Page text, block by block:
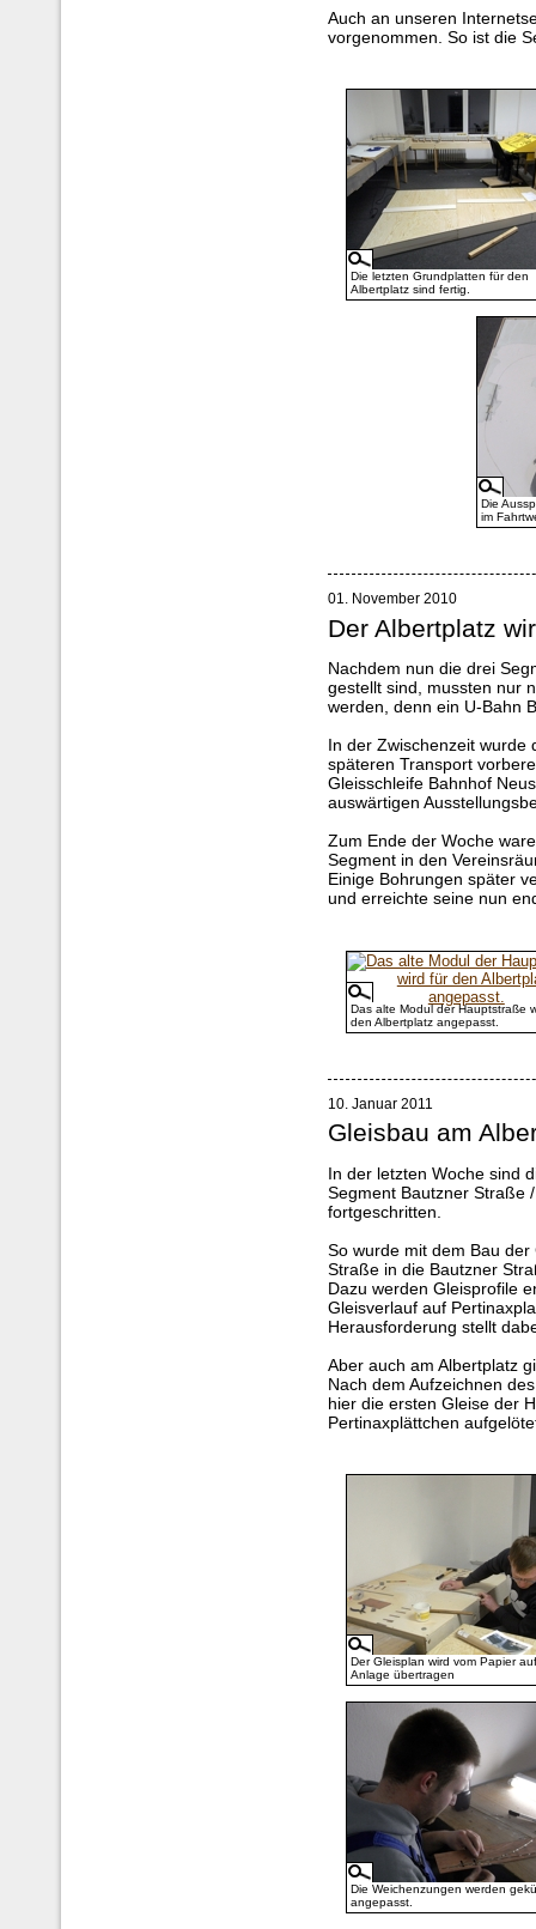
Auch an unseren
vorgenommen. So ist die
Die letzten Grundplatten für den
Albertplatz sind fertig.
Die
im
01. November 2010
Der Albertplatz
Nachdem nun die drei
gestellt sind, mussten nur
werden, denn ein U-Bahn
In der Zwischenzeit wurde
späteren Transport
Gleisschleife Bahnhof
auswärtigen
Zum Ende der Woche
Segment in den
Einige Bohrungen später
und erreichte seine nun
Das alte Modul der Hauptstraße
den Albertplatz angepasst.
10. Januar 2011
Gleisbau am
In der letzten Woche sind
Segment Bautzner Straße
fortgeschritten.
So wurde mit dem Bau
Straße in die Bautzner
Dazu werden Gleisprofile
Gleisverlauf auf
Herausforderung stellt
Aber auch am Albertplatz
Nach dem Aufzeichnen
hier die ersten Gleise der
Pertinaxplättchen
Der Gleisplan wird vom Papier
Anlage übertragen
Die Weichenzungen werden
angepasst.